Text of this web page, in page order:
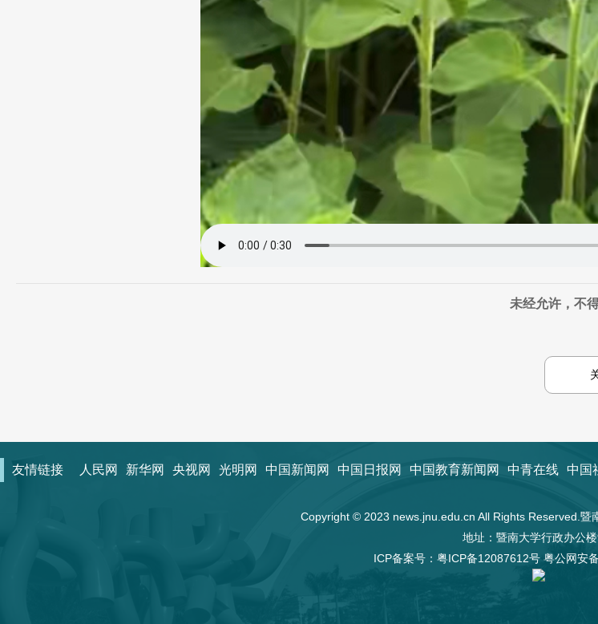
未经允许，不
友情链接 人民网 新华网 央视网 光明网 中国新闻网 中国日报网 中国教育新闻网 中青在线 中国
Copyright © 2023 news.jnu.edu.cn All Rights Reserved.暨
地址：暨南大学行政办公
ICP备案号： 粤ICP备12087612号 粤公网安